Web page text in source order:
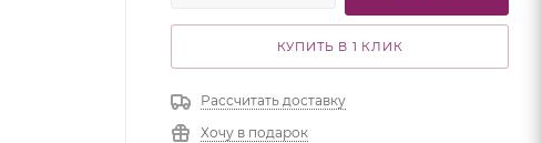
КУПИТЬ В 1 КЛИК
Рассчитать доставку
Хочу в подарок